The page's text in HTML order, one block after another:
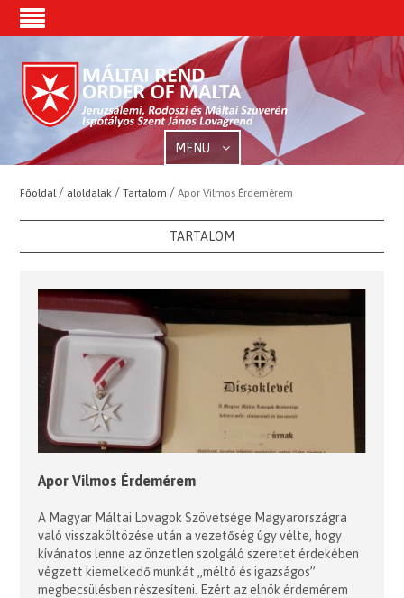
MENU
Főoldal / aloldalak /Tartalom /Apor Vilmos Érdemérem
TARTALOM
Apor Vilmos Érdemérem
A Magyar Máltai Lovagok Szövetsége Magyarországra
való visszaköltözése után a vezetőség úgy vélte, hogy
kívánatos lenne az önzetlen szolgáló szeretet érdekében
végzett kiemelkedő munkát „méltó és igazságos”
megbecsülésben részesíteni. Ezért az elnök érdemérem